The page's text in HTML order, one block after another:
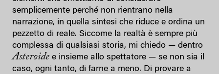
semplicemente perché non rientrano nella
narrazione, in quella sintesi che riduce e ordina un
pezzetto di reale. Siccome la realtà è sempre più
complessa di qualsiasi storia, mi chiedo — dentro
Asteroide e insieme allo spettatore — se non sia il
caso, ogni tanto, di farne a meno. Di provare a